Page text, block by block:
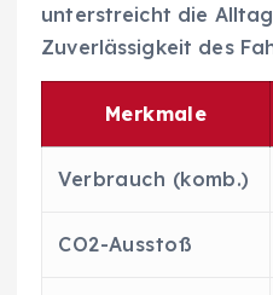
unterstreicht die
Zuverlässigkeit des
Merkmale
Verbrauch (komb.)
CO2-Ausstoß